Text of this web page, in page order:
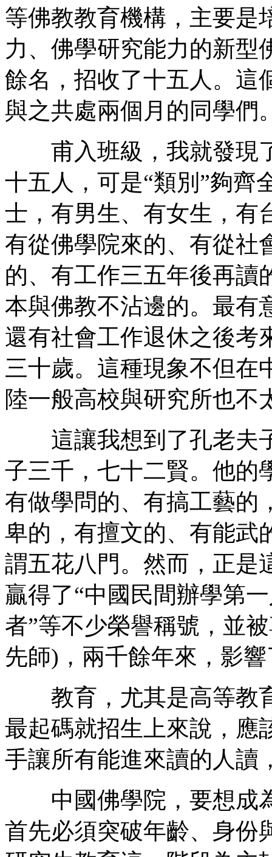
等佛教教育機構，主要是
力、佛學研究能力的新型
餘名，招收了十五人。這
與之共處兩個月的同學們
甫入班級，我就發現
十五人，可是“類別”夠齊
士，有男生、有女生，有
有從佛學院來的、有從社
的、有工作三五年後再讀
本與佛教不沾邊的。最有
還有社會工作退休之後考
三十歲。這種現象不但在
陸一般高校與研究所也不
這讓我想到了孔老夫
子三千，七十二賢。他的
有做學問的、有搞工藝的
卑的，有擅文的、有能
謂五花八門。然而，正是
贏得了“中國民間辦學第
者”等不少榮譽稱號，並
先師)，兩千餘年來，影
教育，尤其是高等教
最起碼就招生上來說，應
手讓所有能進來讀的人讀
中國佛學院，要想成
首先必須突破年齡、身份